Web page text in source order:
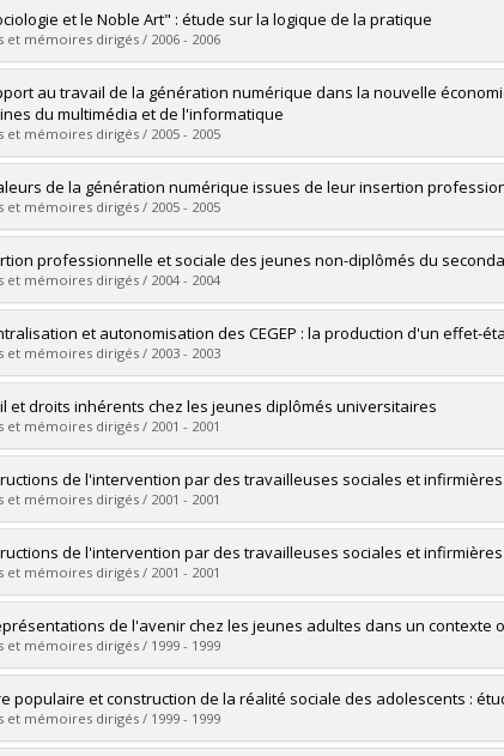
:Ratel, Jean-Luc
Maîtrise
obtenu :M. Sc.
le document dans Papyrus
et le Noble Art" : étude sur la logique de la pratique
et mémoires dirigés / 2006 - 2006
:Pizzinat, Baptiste
Maîtrise
obtenu :M. Sc.
le document dans Papyrus
au travail de la génération numérique dans la nouvelle
du multimédia et de l'informatique
et mémoires dirigés / 2005 - 2005
:Dawson, Caroline
Maîtrise
obtenu :M. Sc.
le document dans Papyrus
de la génération numérique issues de leur insertion
et mémoires dirigés / 2005 - 2005
:Marcoux-Moisan, Maxime
Maîtrise
obtenu :M. Sc.
le document dans Papyrus
professionnelle et sociale des jeunes non-diplômés du
et mémoires dirigés / 2004 - 2004
:Gendron, Benoît
Maîtrise
obtenu :M. Sc.
le document dans Papyrus
et autonomisation des CEGEP : la production d'un effet-
et mémoires dirigés / 2003 - 2003
:De Saedeleer, Sylvie
Doctorat
obtenu :Ph. D.
le document dans Papyrus
et droits inhérents chez les jeunes diplômés universitaires
et mémoires dirigés / 2001 - 2001
:Ellefsen, Bjenk
Maîtrise
obtenu :M. Sc.
le document dans Papyrus
de l'intervention par des travailleuses sociales et
et mémoires dirigés / 2001 - 2001
:Couturier, Yves
Doctorat
obtenu :Ph. D.
le document dans Papyrus
de l'intervention par des travailleuses sociales et
et mémoires dirigés / 2001 - 2001
:Couturier, Yves
Doctorat
obtenu :Ph. D.
le document dans Papyrus
de l'avenir chez les jeunes adultes dans un contexte
et mémoires dirigés / 1999 - 1999
:St-Onge, Elaine
Maîtrise
obtenu :M. Sc.
populaire et construction de la réalité sociale des adolescents :
et mémoires dirigés / 1999 - 1999